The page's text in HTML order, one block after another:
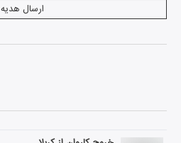
ارسال هدیه